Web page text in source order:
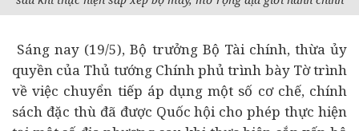
Sáng nay (19/5), Bộ trưởng Bộ Tài chính, thừa ủy
quyền của Thủ tướng Chính phủ trình bày Tờ trình
về việc chuyển tiếp áp dụng một số cơ chế, chính
sách đặc thù đã được Quốc hội cho phép thực hiện